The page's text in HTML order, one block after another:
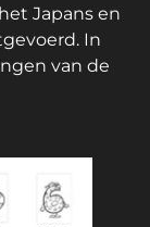
Japans en
In
van de